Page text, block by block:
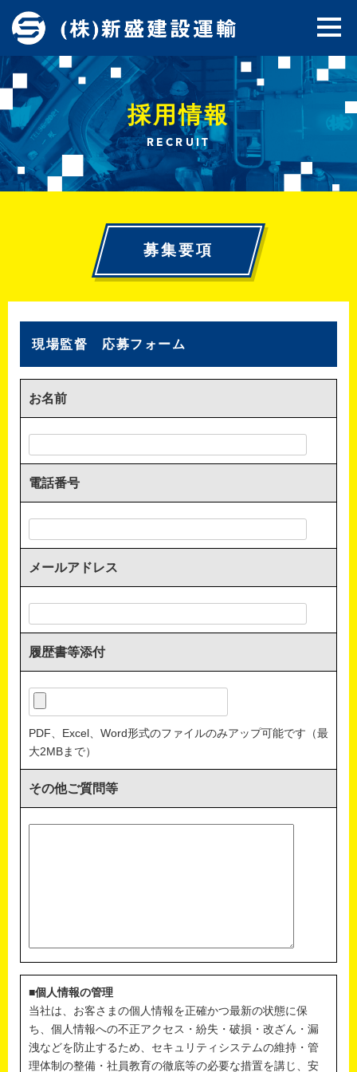
採用情報
RECRUIT
募集要項
現場監督 応募フォーム
お名前
電話番号
メールアドレス
履歴書等添付
PDF、Excel、Word形式のファイルのみアップ可能です（最
大2MBまで）
その他ご質問等
■個人情報の管理
当社は、お客さまの個人情報を正確かつ最新の状態に保
ち、個人情報への不正アクセス・紛失・破損・改ざん・漏
洩などを防止するため、セキュリティシステムの維持・管
理体制の整備・社員教育の徹底等の必要な措置を講じ、安